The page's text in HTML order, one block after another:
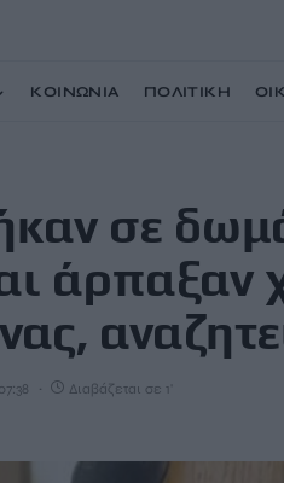
ΚΟΙΝΩΝΙΑ ΠΟΛΙΤΙΚΗ
ξενοδοχείου και άρπαξαν χρήματα –
σε
άρπαξαν
07:38 Διαβάζεται σε 1'